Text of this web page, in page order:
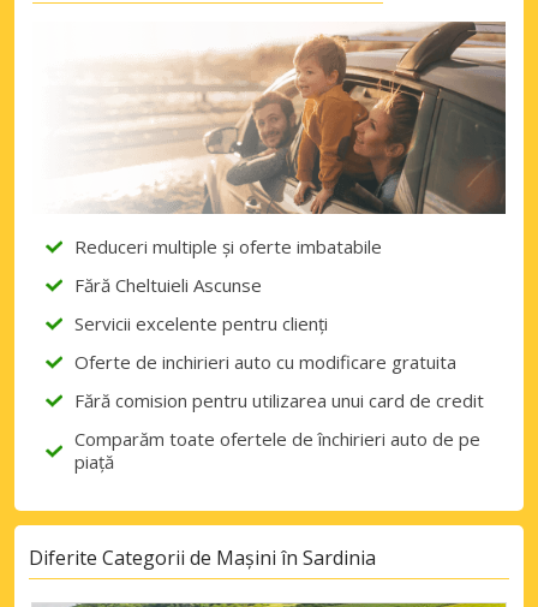
Reduceri multiple și oferte imbatabile
Fără Cheltuieli Ascunse
Servicii excelente pentru clienți
Oferte de inchirieri auto cu modificare gratuita
Fără comision pentru utilizarea unui card de credit
Comparăm toate ofertele de închirieri auto de pe
piață
Diferite Categorii de Mașini în Sardinia